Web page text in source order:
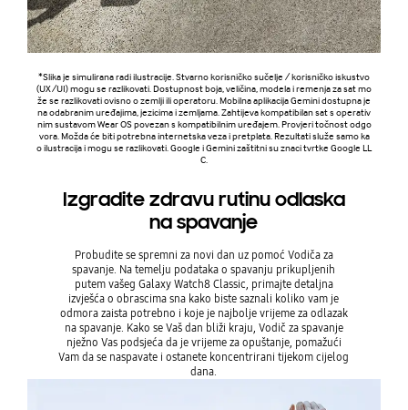
*Slika je simulirana radi ilustracije. Stvarno korisničko sučelje / korisničko iskustvo
(UX/UI) mogu se razlikovati. Dostupnost boja, veličina, modela i remenja za sat mo
že se razlikovati ovisno o zemlji ili operatoru. Mobilna aplikacija Gemini dostupna je
na odabranim uređajima, jezicima i zemljama. Zahtijeva kompatibilan sat s operativ
nim sustavom Wear OS povezan s kompatibilnim uređajem. Provjeri točnost odgo
vora. Možda će biti potrebna internetska veza i pretplata. Rezultati služe samo ka
o ilustracija i mogu se razlikovati. Google i Gemini zaštitni su znaci tvrtke Google LL
C.
Izgradite zdravu rutinu odlaska
na spavanje
Probudite se spremni za novi dan uz pomoć Vodiča za
spavanje. Na temelju podataka o spavanju prikupljenih
putem vašeg Galaxy Watch8 Classic, primajte detaljna
izvješća o obrascima sna kako biste saznali koliko vam je
odmora zaista potrebno i koje je najbolje vrijeme za odlazak
na spavanje. Kako se Vaš dan bliži kraju, Vodič za spavanje
nježno Vas podsjeća da je vrijeme za opuštanje, pomažući
Vam da se naspavate i ostanete koncentrirani tijekom cijelog
dana.